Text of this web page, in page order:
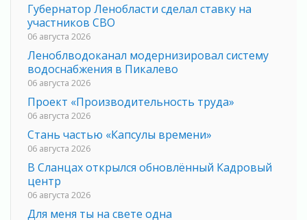
Губернатор Ленобласти сделал ставку на
участников СВО
06 августа 2026
Леноблводоканал модернизировал систему
водоснабжения в Пикалево
06 августа 2026
Проект «Производительность труда»
06 августа 2026
Стань частью «Капсулы времени»
06 августа 2026
В Сланцах открылся обновлённый Кадровый
центр
06 августа 2026
Для меня ты на свете одна